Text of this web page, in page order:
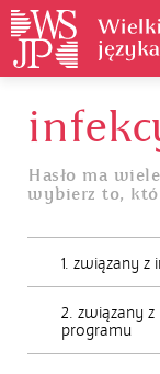
Hasło ma
wybierz to,
1. związany
2. związany
programu